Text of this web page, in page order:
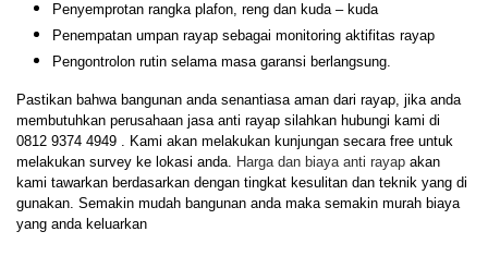
Penyemprotan rangka plafon, reng dan kuda – kuda
Penempatan umpan rayap sebagai monitoring aktifitas rayap
Pengontrolon rutin selama masa garansi berlangsung.
Pastikan bahwa bangunan anda senantiasa aman dari rayap, jika anda
membutuhkan perusahaan jasa anti rayap silahkan hubungi kami di
0812 9374 4949 . Kami akan melakukan kunjungan secara free untuk
melakukan survey ke lokasi anda. Harga dan biaya anti rayap akan
kami tawarkan berdasarkan dengan tingkat kesulitan dan teknik yang di
gunakan. Semakin mudah bangunan anda maka semakin murah biaya
yang anda keluarkan